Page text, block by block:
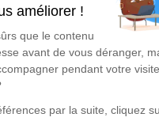
d’arbre hommage est
Je rends